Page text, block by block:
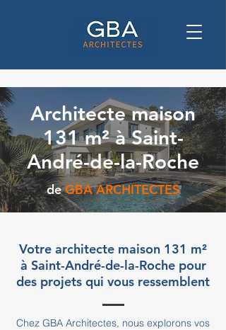
Architecte maison
131 m² à Saint-
André-de-la-Roche
de GBA ARCHITECTES
Votre architecte maison 131 m²
à Saint-André-de-la-Roche pour
des projets qui vous ressemblent
Chez GBA Architectes, nous explorons vos